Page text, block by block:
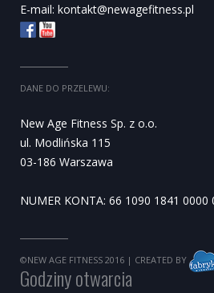
E-mail: kontakt@newagefitness.pl
DANE DO PRZELEWU:
New Age Fitness Sp. z o.o.
ul. Modlińska 115
03-186 Warszawa
NUMER KONTA: 66 1090 1841 0000
©NEW AGE FITNESS 2016 | CREATED BY
Godziny otwarcia